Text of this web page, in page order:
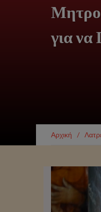
για να
Αρχική /